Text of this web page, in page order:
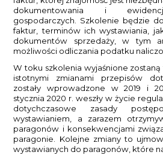
dokumentowania i
gospodarczych. Szkolenie będzie
faktur, terminów ich wystawiania,
dokumentów sprzedaży, w tym
możliwości odliczania podatku
W toku szkolenia wyjaśnione
istotnymi zmianami przepisów
zostały wprowadzone w 2019 i
stycznia 2020 r. weszły w życie
dotychczasowe zasady
wystawianiem, a zarazem
paragonów i konsekwencjami
paragonie. Kolejne zmiany to
wystawianych do paragonów, które